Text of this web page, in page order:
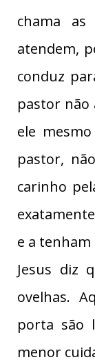
chama
atendem,
conduz
pastor não
ele
pastor,
carinho
e a tenham
Jesus diz
ovelhas.
porta são
menor